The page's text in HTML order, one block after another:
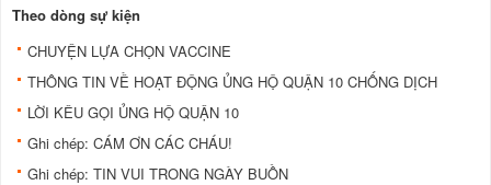
Theo dòng sự kiện
CHUYỆN LỰA CHỌN VACCINE
THÔNG TIN VỀ HOẠT ĐỘNG ỦNG HỘ QUẬN 10 CHỐNG DỊCH
LỜI KÊU GỌI ỦNG HỘ QUẬN 10
Ghi chép: CÁM ƠN CÁC CHÁU!
Ghi chép: TIN VUI TRONG NGÀY BUỒN